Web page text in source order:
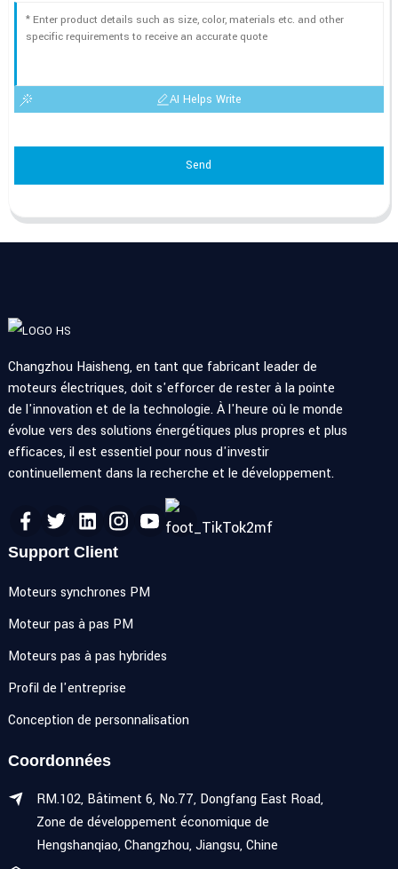
AI Helps Write
Send
Changzhou Haisheng, en tant que fabricant leader de
moteurs électriques, doit s'efforcer de rester à la pointe
de l'innovation et de la technologie. À l'heure où le monde
évolue vers des solutions énergétiques plus propres et plus
efficaces, il est essentiel pour nous d'investir
continuellement dans la recherche et le développement.
Support Client
Moteurs synchrones PM
Moteur pas à pas PM
Moteurs pas à pas hybrides
Profil de l'entreprise
Conception de personnalisation
Coordonnées
RM.102, Bâtiment 6, No.77, Dongfang East Road,
Zone de développement économique de
Hengshanqiao, Changzhou, Jiangsu, Chine